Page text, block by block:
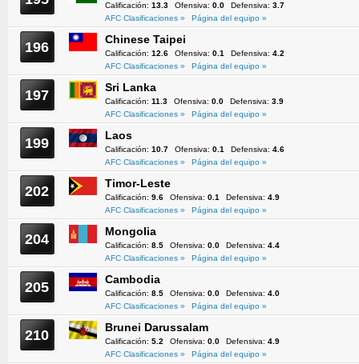
Calificación: 13.3 Ofensiva: 0.0 Defensiva: 3.7
AFC Clasificaciones »
Página del equipo »
196 Chinese Taipei
Calificación: 12.6 Ofensiva: 0.1 Defensiva: 4.2
AFC Clasificaciones »
Página del equipo »
197 Sri Lanka
Calificación: 11.3 Ofensiva: 0.0 Defensiva: 3.9
AFC Clasificaciones »
Página del equipo »
199 Laos
Calificación: 10.7 Ofensiva: 0.1 Defensiva: 4.6
AFC Clasificaciones »
Página del equipo »
202 Timor-Leste
Calificación: 9.6 Ofensiva: 0.1 Defensiva: 4.9
AFC Clasificaciones »
Página del equipo »
204 Mongolia
Calificación: 8.5 Ofensiva: 0.0 Defensiva: 4.4
AFC Clasificaciones »
Página del equipo »
205 Cambodia
Calificación: 8.5 Ofensiva: 0.0 Defensiva: 4.0
AFC Clasificaciones »
Página del equipo »
210 Brunei Darussalam
Calificación: 5.2 Ofensiva: 0.0 Defensiva: 4.9
AFC Clasificaciones »
Página del equipo »